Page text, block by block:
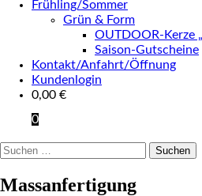
Frühling/Sommer
Grün & Form
OUTDOOR-Kerze
Saison-Gutscheine
Kontakt/Anfahrt/Öffnung
Kundenlogin
0,00 €
0
Suchen
Massanfertigung